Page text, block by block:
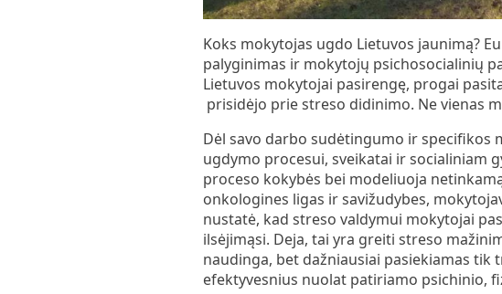
Koks mokytojas ugdo Lietuvos jaunimą?
palyginimas ir mokytojų psichosocialinių
Lietuvos mokytojai pasirengę, progai
prisidėjo prie streso didinimo. Ne vienas
Dėl savo darbo sudėtingumo ir
ugdymo procesui, sveikatai ir socialiniam
proceso kokybės bei modeliuoja
onkologines ligas ir savižudybes,
nustatė, kad streso valdymui mokytojai
ilsėjimąsi. Deja, tai yra greiti streso
naudinga, bet dažniausiai pasiekiamas
efektyvesnius nuolat patiriamo psichinio,